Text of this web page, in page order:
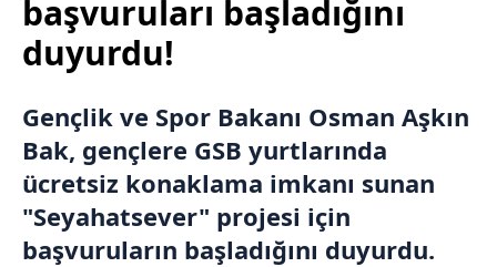
başvuruları başladığını
duyurdu!
Gençlik ve Spor Bakanı Osman Aşkın
Bak, gençlere GSB yurtlarında
ücretsiz konaklama imkanı sunan
"Seyahatsever" projesi için
başvuruların başladığını duyurdu.